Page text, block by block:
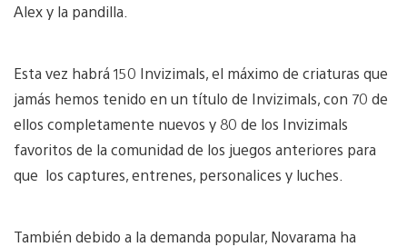
Alex y la pandilla.
Esta vez habrá 150 Invizimals, el máximo de criaturas que
jamás hemos tenido en un título de Invizimals, con 70 de
ellos completamente nuevos y 80 de los Invizimals
favoritos de la comunidad de los juegos anteriores para
que los captures, entrenes, personalices y luches.
También debido a la demanda popular, Novarama ha